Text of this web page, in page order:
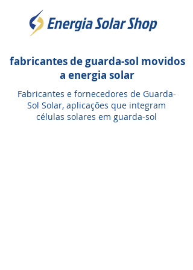
fabricantes deguarda-sol movidos
a energia solar
Fabricantes e fornecedores de Guarda-
Sol Solar, aplicações que integram
células solares em guarda-sol